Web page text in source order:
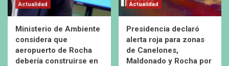
Actualidad
Ministerio de Ambiente
considera que
aeropuerto de Rocha
debería construirse en
Actualidad
Presidencia declaró
alerta roja para zonas
de Canelones,
Maldonado y Rocha por